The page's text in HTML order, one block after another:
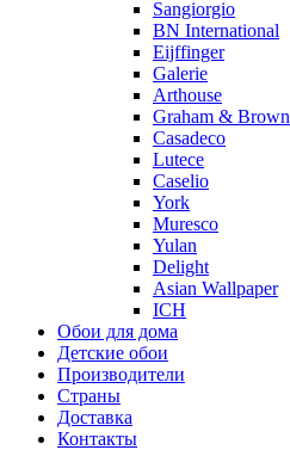
Sangiorgio
BN International
Eijffinger
Galerie
Arthouse
Graham & Brown
Casadeco
Lutece
Caselio
York
Muresco
Yulan
Delight
Asian Wallpaper
ICH
Обои для дома
Детские обои
Производители
Страны
Доставка
Контакты